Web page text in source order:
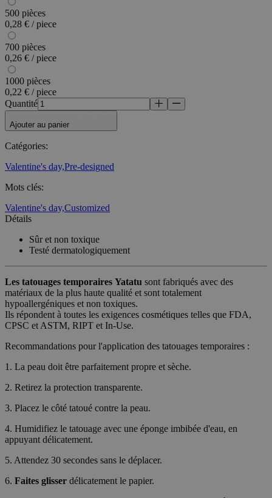
500 pièces
0,28 € / piece
700 pièces
0,26 € / piece
1000 pièces
0,22 € / piece
Quantité
Ajouter au panier
Catégories:
Valentine's day,Pre-designed
Mots clés:
Valentine's day,Customized
Détails
Sûr et non toxique
Testé dermatologiquement
Les tatouages temporaires Yatatu sont fabriqués avec des
matériaux de la plus haute qualité et sont totalement
hypoallergéniques et non toxiques.
Ils répondent à toutes les exigences cosmétiques telles que FDA,
CPSC et ASTM, RIPT et In-Use.
Recommandations pour l'application des tatouages temporaires :
1. La peau doit être parfaitement propre et sèche.
2. Retirez la protection transparente.
3. Placez le côté tatoué contre la peau.
4. Humidifiez le tatouage avec une éponge imbibée d'eau, en
appuyant délicatement.
5. Attendez 30 secondes sans le déplacer.
6. Faites glisser délicatement le papier.